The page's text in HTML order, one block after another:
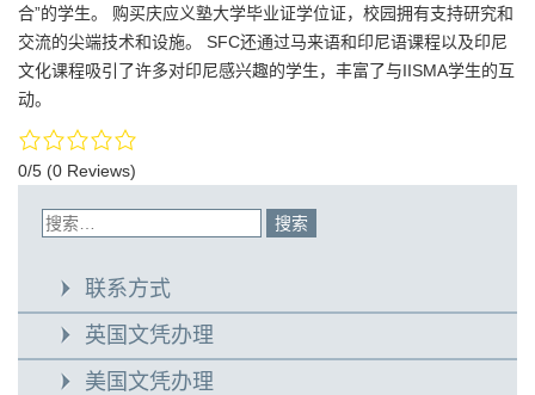
合”的学生。 购买庆应义塾大学毕业证学位证，校园拥有支持研究和
交流的尖端技术和设施。 SFC还通过马来语和印尼语课程以及印尼
文化课程吸引了许多对印尼感兴趣的学生，丰富了与IISMA学生的互
动。
0/5 (0 Reviews)
联系方式
英国文凭办理
美国文凭办理